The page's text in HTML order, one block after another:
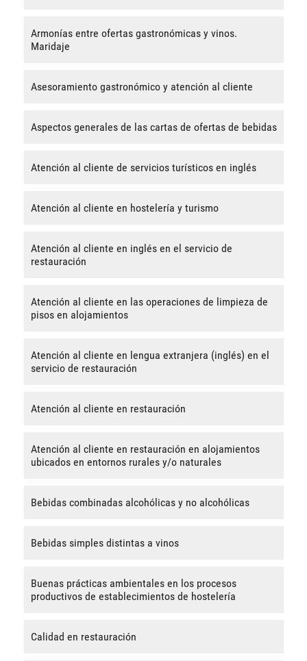
Armonías entre ofertas gastronómicas y vinos.
Maridaje
Asesoramiento gastronómico y atención al cliente
Aspectos generales de las cartas de ofertas de bebidas
Atención al cliente de servicios turísticos en inglés
Atención al cliente en hostelería y turismo
Atención al cliente en inglés en el servicio de
restauración
Atención al cliente en las operaciones de limpieza de
pisos en alojamientos
Atención al cliente en lengua extranjera (inglés) en el
servicio de restauración
Atención al cliente en restauración
Atención al cliente en restauración en alojamientos
ubicados en entornos rurales y/o naturales
Bebidas combinadas alcohólicas y no alcohólicas
Bebidas simples distintas a vinos
Buenas prácticas ambientales en los procesos
productivos de establecimientos de hostelería
Calidad en restauración